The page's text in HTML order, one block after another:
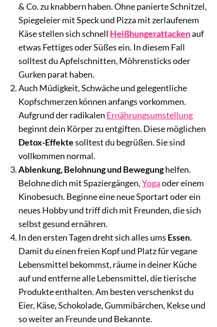
& Co. zu knabbern haben. Ohne panierte Schnitzel,
Spiegeleier mit Speck und Pizza mit zerlaufenem
Käse stellen sich schnell Heißhungerattackenauf
etwas Fettiges oder Süßes ein. In diesem Fall
solltest du Apfelschnitten, Möhrensticks oder
Gurken parat haben.
Auch Müdigkeit, Schwäche und gelegentliche
Kopfschmerzen können anfangs vorkommen.
Aufgrund der radikalen Ernährungsumstellung
beginnt dein Körper zu entgiften. Diese möglichen
Detox-Effektesolltest du begrüßen. Sie sind
vollkommen normal.
Ablenkung, Belohnung und Bewegunghelfen.
Belohne dich mit Spaziergängen,Yogaoder einem
Kinobesuch. Beginne eine neue Sportart oder ein
neues Hobby und triff dich mit Freunden, die sich
selbst gesund ernähren.
In den ersten Tagen dreht sich alles ums Essen.
Damit du einen freien Kopf und Platz für vegane
Lebensmittel bekommst, räume in deiner Küche
auf und entferne alle Lebensmittel, die tierische
Produkte enthalten. Am besten verschenkst du
Eier, Käse, Schokolade, Gummibärchen, Kekse und
so weiter an Freunde und Bekannte.